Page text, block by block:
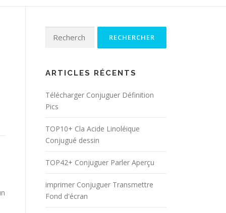
Rechercher :
ARTICLES RÉCENTS
Télécharger Conjuguer Définition
Pics
TOP10+ Cla Acide Linoléique
Conjugué dessin
TOP42+ Conjuguer Parler Aperçu
imprimer Conjuguer Transmettre
Fond d'écran